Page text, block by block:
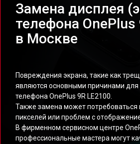
Замена дисплея
телефона OnePlus
в Москве
Повреждения экрана, такие как
являются основными причинами
телефона OnePlus 9R LE2100.
Также замена может потребоваться
пикселей или проблем с
В фирменном сервисном центре
профессиональные мастера могут